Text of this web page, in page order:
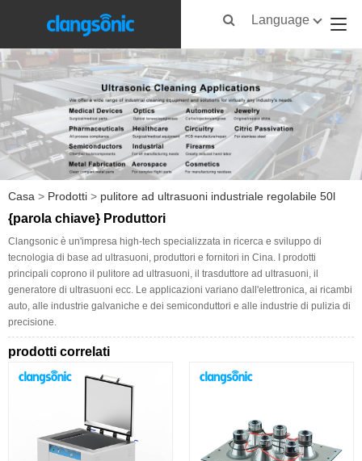
Language
Casa > Prodotti > pulitore ad ultrasuoni industriale regolabile 50l
{parola chiave} Produttori
Clangsonic è un'impresa high-tech specializzata in ricerca e sviluppo di
tecnologia di base ad ultrasuoni, produttori e fornitori in Cina. I prodotti
principali coprono il pulitore ad ultrasuoni, il trasduttore ad ultrasuoni, il
generatore di ultrasuoni ecc. Le applicazioni variano dall'elettronica, ai ricambi
auto, alle industrie galvaniche e dei semiconduttori e alle industrie di pulizia di
precisione.
prodotti correlati